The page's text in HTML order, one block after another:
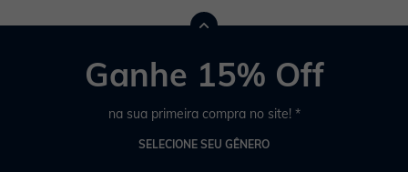
Ganhe 15% Off
na sua primeira compra no site! *
SELECIONE SEU GÊNERO